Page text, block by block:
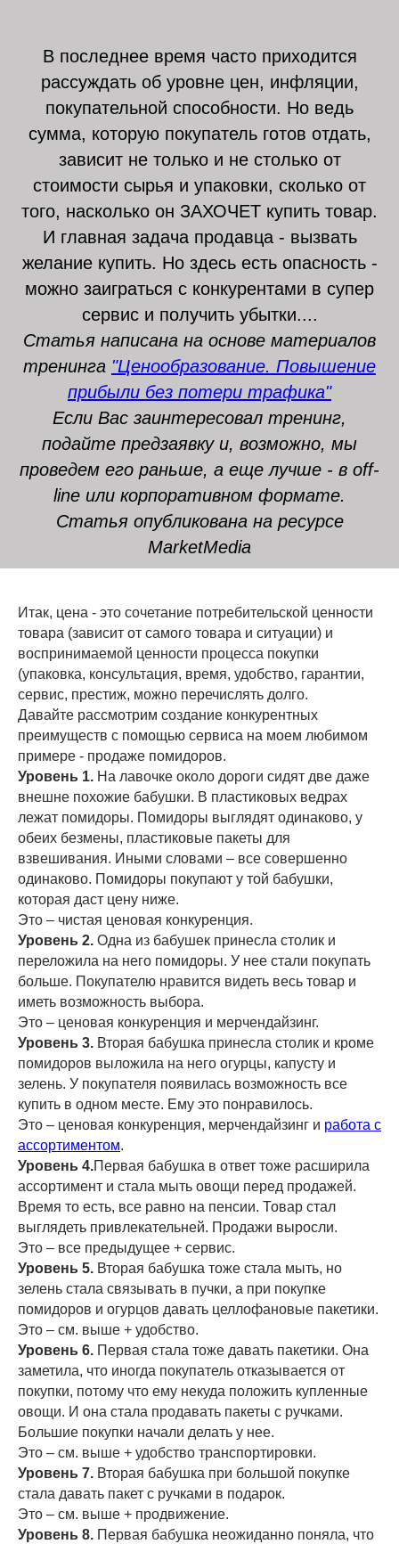
В последнее время часто приходится
рассуждать об уровне цен, инфляции,
покупательной способности. Но ведь
сумма, которую покупатель готов отдать,
зависит не только и не столько от
стоимости сырья и упаковки, сколько от
того, насколько он ЗАХОЧЕТ купить товар.
И главная задача продавца - вызвать
желание купить. Но здесь есть опасность -
можно заиграться с конкурентами в супер
сервис и получить убытки....
Статья написана на основе материалов
тренинга "Ценообразование. Повышение
прибыли без потери трафика"
Если Вас заинтересовал тренинг,
подайте предзаявку и, возможно, мы
проведем его раньше, а еще лучше - в off-
line или корпоративном формате.
Статья опубликована на ресурсе
MarketMedia
Итак, цена - это сочетание потребительской ценности
товара (зависит от самого товара и ситуации) и
воспринимаемой ценности процесса покупки
(упаковка, консультация, время, удобство, гарантии,
сервис, престиж, можно перечислять долго.
Давайте рассмотрим создание конкурентных
преимуществ с помощью сервиса на моем любимом
примере - продаже помидоров.
Уровень 1. На лавочке около дороги сидят две даже
внешне похожие бабушки. В пластиковых ведрах
лежат помидоры. Помидоры выглядят одинаково, у
обеих безмены, пластиковые пакеты для
взвешивания. Иными словами – все совершенно
одинаково. Помидоры покупают у той бабушки,
которая даст цену ниже.
Это – чистая ценовая конкуренция.
Уровень 2. Одна из бабушек принесла столик и
переложила на него помидоры. У нее стали покупать
больше. Покупателю нравится видеть весь товар и
иметь возможность выбора.
Это – ценовая конкуренция и мерчендайзинг.
Уровень 3. Вторая бабушка принесла столик и кроме
помидоров выложила на него огурцы, капусту и
зелень. У покупателя появилась возможность все
купить в одном месте. Ему это понравилось.
Это – ценовая конкуренция, мерчендайзинг и работа с
ассортиментом.
Уровень 4.Первая бабушка в ответ тоже расширила
ассортимент и стала мыть овощи перед продажей.
Время то есть, все равно на пенсии. Товар стал
выглядеть привлекательней. Продажи выросли.
Это – все предыдущее + сервис.
Уровень 5. Вторая бабушка тоже стала мыть, но
зелень стала связывать в пучки, а при покупке
помидоров и огурцов давать целлофановые пакетики.
Это – см. выше + удобство.
Уровень 6. Первая стала тоже давать пакетики. Она
заметила, что иногда покупатель отказывается от
покупки, потому что ему некуда положить купленные
овощи. И она стала продавать пакеты с ручками.
Большие покупки начали делать у нее.
Это – см. выше + удобство транспортировки.
Уровень 7. Вторая бабушка при большой покупке
стала давать пакет с ручками в подарок.
Это – см. выше + продвижение.
Уровень 8. Первая бабушка неожиданно поняла, что